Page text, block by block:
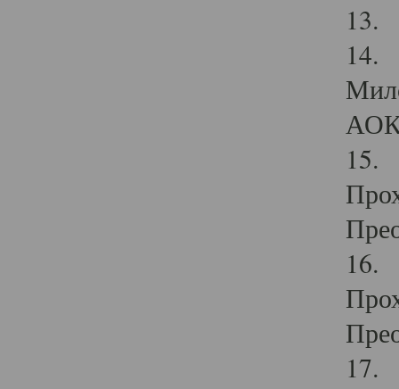
13.
14.
15.
16.
17.